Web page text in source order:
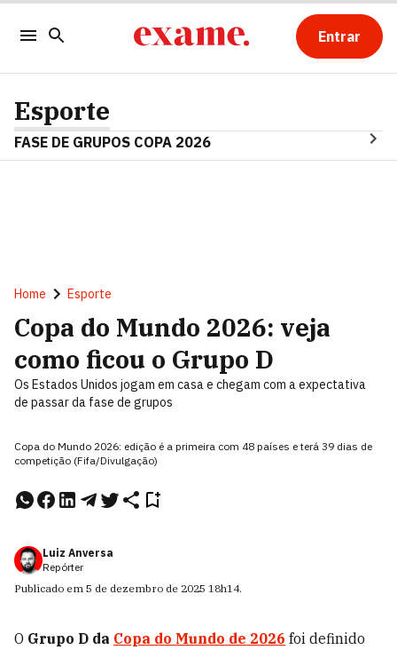
Entrar
Esporte
FASE DE GRUPOS COPA 2026
Home Esporte
Copa do Mundo 2026: veja
como ficou o Grupo D
Os Estados Unidos jogam em casa e chegam com a expectativa
de passar da fase de grupos
Copa do Mundo 2026: edição é a primeira com 48 países e terá 39 dias de
competição (Fifa/Divulgação)
Luiz Anversa
Repórter
Publicado em 5 de dezembro de 2025 18h14.
O Grupo D da Copa do Mundo de 2026 foi definido